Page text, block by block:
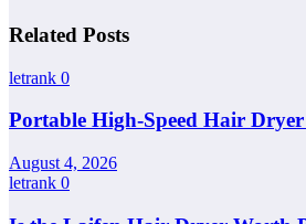
Related Posts
letrank 0
Portable High-Speed Hair
August 4, 2026
letrank 0